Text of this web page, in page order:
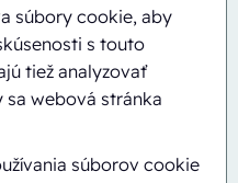
súbory cookie, aby
s touto
tiež analyzovať
sa webová stránka
súborov cookie